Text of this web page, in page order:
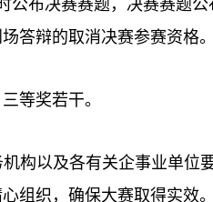
公布决赛赛题，决赛赛题公
答辩的取消决赛参赛资格。
等奖若干。
构以及各有关企事业单位
组织，确保大赛取得实效。